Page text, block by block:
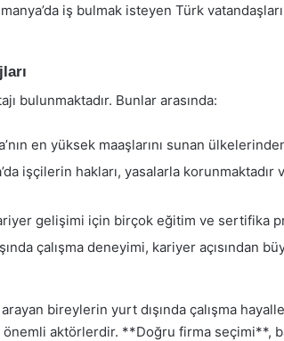
iş bulmak isteyen Türk
bulunmaktadır. Bunlar arasında:
en yüksek maaşlarını sunan
işçilerin hakları, yasalarla korunmaktadır
gelişimi için birçok eğitim ve sertifika
çalışma deneyimi, kariyer açısından
bireylerin yurt dışında çalışma
aktörlerdir. **Doğru firma seçimi**,